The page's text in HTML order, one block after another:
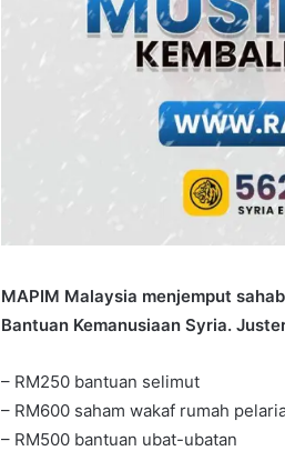
MAPIM Malaysia menjemput
Bantuan Kemanusiaan Syria.
– RM250 bantuan selimut
– RM600 saham wakaf rumah
– RM500 bantuan ubat-ubatan